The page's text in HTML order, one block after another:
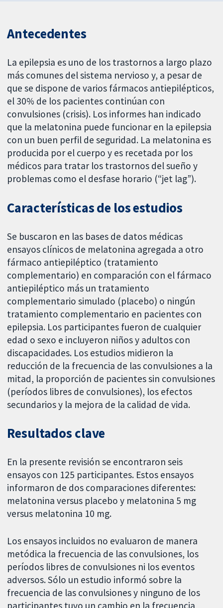
Antecedentes
La epilepsia es uno de los trastornos a largo plazo
más comunes del sistema nervioso y, a pesar de
que se dispone de varios fármacos antiepilépticos,
el 30% de los pacientes continúan con
convulsiones (crisis). Los informes han indicado
que la melatonina puede funcionar en la epilepsia
con un buen perfil de seguridad. La melatonina es
producida por el cuerpo y es recetada por los
médicos para tratar los trastornos del sueño y
problemas como el desfase horario (“jet lag”).
Características de los estudios
Se buscaron en las bases de datos médicas
ensayos clínicos de melatonina agregada a otro
fármaco antiepiléptico (tratamiento
complementario) en comparación con el fármaco
antiepiléptico más un tratamiento
complementario simulado (placebo) o ningún
tratamiento complementario en pacientes con
epilepsia. Los participantes fueron de cualquier
edad o sexo e incluyeron niños y adultos con
discapacidades. Los estudios midieron la
reducción de la frecuencia de las convulsiones a la
mitad, la proporción de pacientes sin convulsiones
(períodos libres de convulsiones), los efectos
secundarios y la mejora de la calidad de vida.
Resultados clave
En la presente revisión se encontraron seis
ensayos con 125 participantes. Estos ensayos
informaron de dos comparaciones diferentes:
melatonina versus placebo y melatonina 5 mg
versus melatonina 10 mg.
Los ensayos incluidos no evaluaron de manera
metódica la frecuencia de las convulsiones, los
períodos libres de convulsiones ni los eventos
adversos. Sólo un estudio informó sobre la
frecuencia de las convulsiones y ninguno de los
participantes tuvo un cambio en la frecuencia